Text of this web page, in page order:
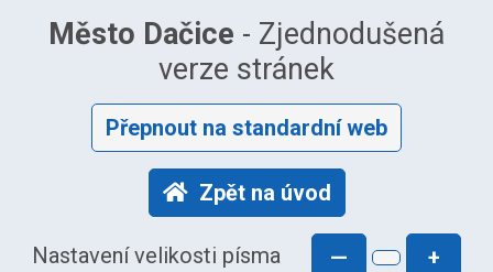
Město Dačice - Zjednodušená
verze stránek
Přepnout na standardní web
Zpět na úvod
Nastavení velikosti písma — +